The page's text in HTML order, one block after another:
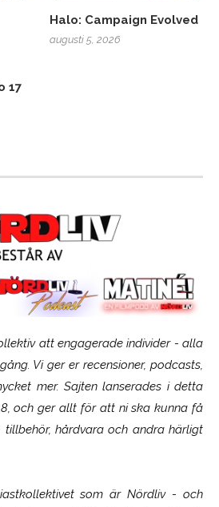
17
Halo: Campaign Evolved
augusti 5, 2026
att engagerade individer - alla
Vi ger er recensioner, podcasts,
mer. Sajten lanserades i detta
och ger allt för att ni ska kunna få
hårdvara och andra härligt
som ärNördliv- och